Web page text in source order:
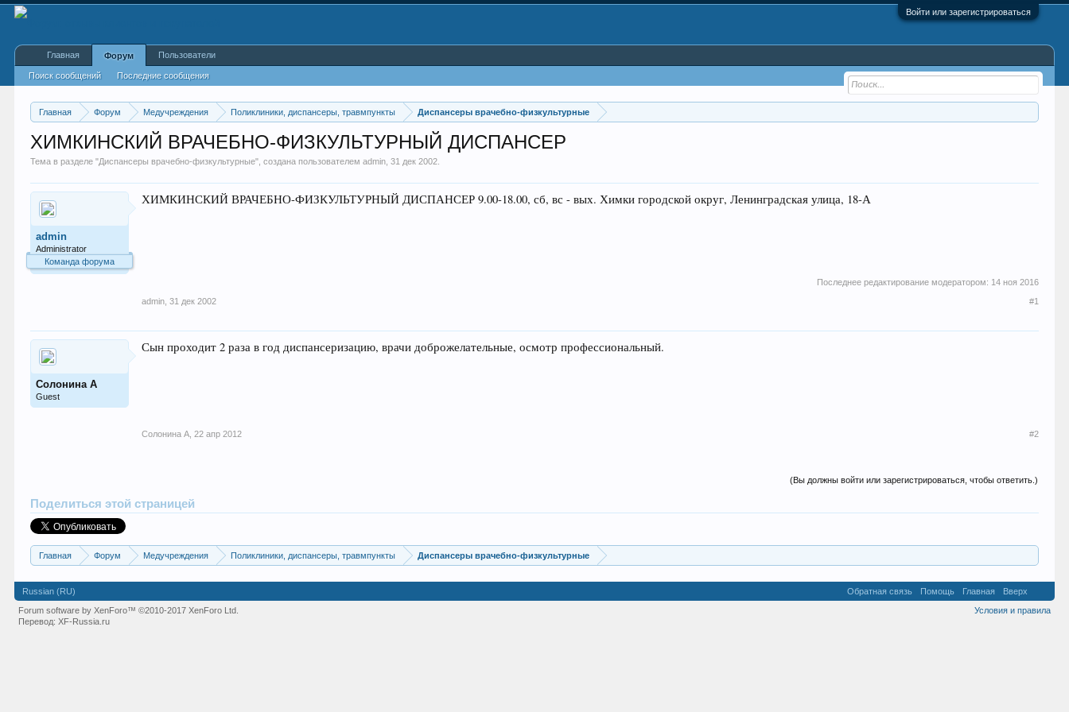
Войти или зарегистрироваться
Главная Форум Медучреждения Поликлиники, диспансеры, травмпункты Диспансеры врачебно-физкультурные
ХИМКИНСКИЙ ВРАЧЕБНО-ФИЗКУЛЬТУРНЫЙ ДИСПАНСЕР
Тема в разделе "Диспансеры врачебно-физкультурные", создана пользователемadmin ,31 дек 2002
admin
Administrator
Команда форума
ХИМКИНСКИЙ ВРАЧЕБНО-ФИЗКУЛЬТУРНЫЙ ДИСПАНСЕР 9.00-18.00, сб, вс - вых. Химки городской округ, Ленинградская улица, 18-А
Последнее редактирование модератором: 14 ноя 2016
admin 31 дек 2002 #1
Солонина А
Guest
Сын проходит 2 раза в год диспансеризацию, врачи доброжелательные, осмотр профессиональный.
Солонина А 22 апр 2012 #2
(Вы должны войти или зарегистрироваться, чтобы ответить.)
Поделиться этой страницей
Главная Форум Медучреждения Поликлиники, диспансеры, травмпункты Диспансеры врачебно-физкультурные
Главная Форум
Поиск сообщений Последние сообщения
Пользователи
Russian (RU) Обратная связь Помощь Главная
Вверх
Условия и правила
Forum software by XenForo™©2010-2017 XenForo Ltd.
Перевод:XF-Russia.ru